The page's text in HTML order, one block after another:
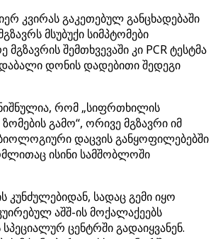
კვირას გაკეთებულ განცხადებაში
მსუბუქი სიმპტომები
მგზავრის შემთხვევაში კი PCR ტესტმა
დაბალი დონის დადებითი შედეგი
რომ „სიფრთხილის
გამო“, ორივე მგზავრი იმ
დაცვის განყოფილებებში
ისინი სამშობლოში
კუნძულებიდან, სადაც გემი იყო
აშშ-ის მოქალაქეებს
სპეციალურ ცენტრში გადაიყვანენ.